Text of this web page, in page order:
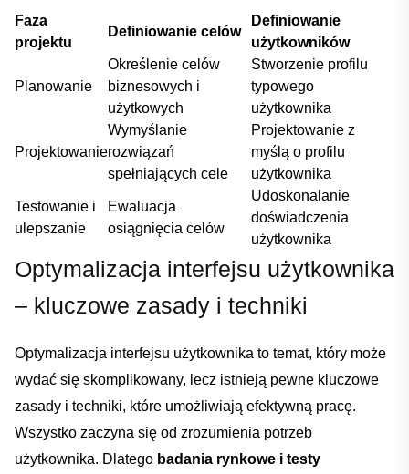
Faza
projektu
Definiowanie celów
Definiowanie
⁣użytkowników
Planowanie
Określenie celów
biznesowych i
‌użytkowych
Stworzenie profilu
typowego‌
użytkownika
Projektowanie
Wymyślanie⁤
rozwiązań
spełniających‌ cele
Projektowanie z
myślą o profilu
użytkownika
Testowanie i
ulepszanie
Ewaluacja
osiągnięcia ‍celów
Udoskonalanie
doświadczenia ​
użytkownika
Optymalizacja interfejsu użytkownika
– kluczowe⁢ zasady⁢ i techniki
Optymalizacja interfejsu ⁤użytkownika to temat, który może ​
wydać się skomplikowany, ‌lecz istnieją pewne‍ kluczowe
zasady i techniki, które umożliwiają efektywną pracę.⁤
Wszystko zaczyna się od zrozumienia potrzeb
użytkownika. Dlatego⁤ badania ⁤rynkowe i testy